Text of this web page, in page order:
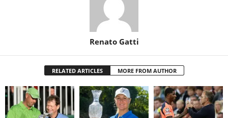
Renato Gatti
RELATED ARTICLES MORE FROM AUTHOR